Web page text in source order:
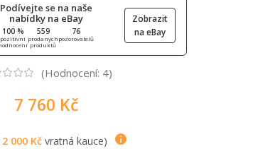
Podívejte se na naše
nabídky na eBay
100 %
pozitivní
559
prodaných
produktů
76
pozorovatelů
Zobrazit
na eBay
(Hodnocení: 4)
7 760 Kč
2 000 Kčvratná kauce)